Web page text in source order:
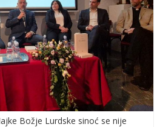
Božje Lurdske sinoć se nije